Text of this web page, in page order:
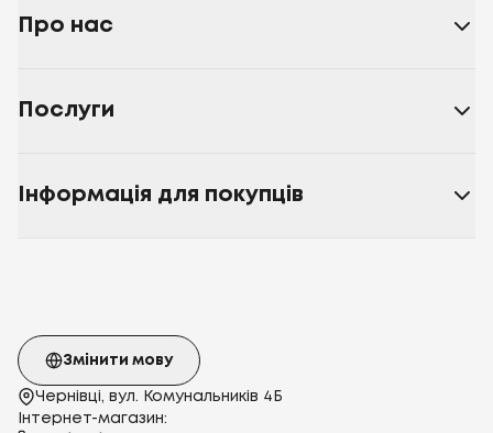
Про нас
Послуги
Інформація для покупців
Чернівці, вул. Комунальників 4Б
Інтернет-магазин:
Змінити мову